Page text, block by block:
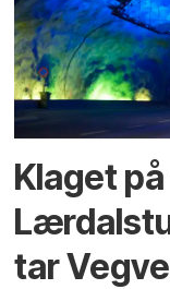
Klaget
tar